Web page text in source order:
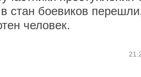
в стан боевиков
человек.